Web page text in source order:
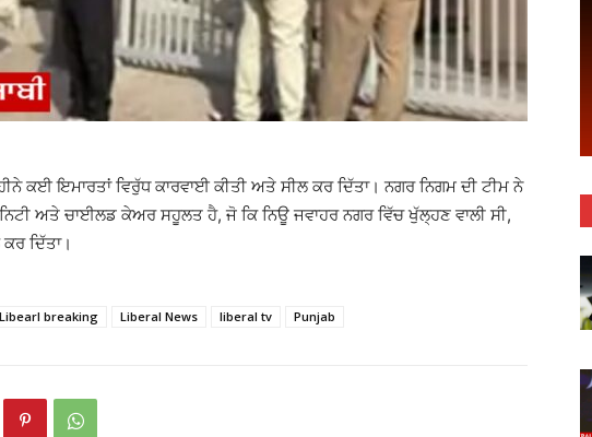
ਕਈ ਇਮਾਰਤਾਂ ਵਿਰੁੱਧ ਕਾਰਵਾਈ ਕੀਤੀ ਅਤੇ ਸੀਲ ਕਰ ਦਿੱਤਾ। ਨਗਰ ਨਿਗਮ ਦੀ ਟੀਮ ਨੇ
ਅਤੇ ਚਾਈਲਡ ਕੇਅਰ ਸਹੂਲਤ ਹੈ, ਜੋ ਕਿ ਨਿਊ ਜਵਾਹਰ ਨਗਰ ਵਿੱਚ ਖੁੱਲ੍ਹਣ ਵਾਲੀ ਸੀ,
ਦਿੱਤਾ।
Libearl breaking Liberal News liberal tv Punjab